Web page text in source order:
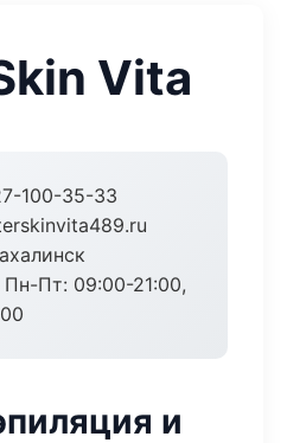
Vita
100-35-33
Пн-Пт: 09:00-21:00,
и